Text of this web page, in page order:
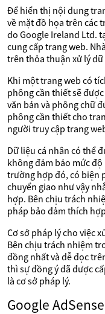
Để hiển thị nội dung
về mặt đồ họa trên các
do Google Ireland Ltd.
cung cấp trang web.
trên thỏa thuận xử lý dữ
Khi một trang web có
phông cần thiết sẽ
văn bản và phông chữ
phông cần thiết cho
người truy cập trang
Dữ liệu cá nhân có thể
không đảm bảo mức
trường hợp đó, có biện
chuyển giao như vậy
hợp. Bên chịu trách
pháp bảo đảm thích
Cơ sở pháp lý cho việc
Bên chịu trách nhiệm
đồng nhất và dễ đọc
thì sự đồng ý đã được
là cơ sở pháp lý.
Google AdSense